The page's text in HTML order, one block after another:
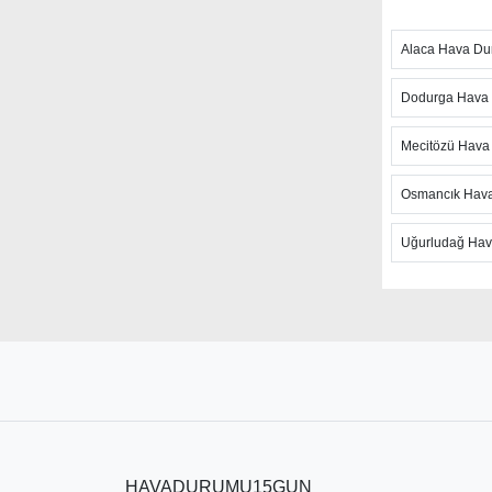
Hızlı
anlık hava
hava
şiddetli
Çorum
kaynak
Alaca Hava
Dodurga Hava
Mecitözü
Osmancık
Uğurludağ
HAVADURUMU15GUN